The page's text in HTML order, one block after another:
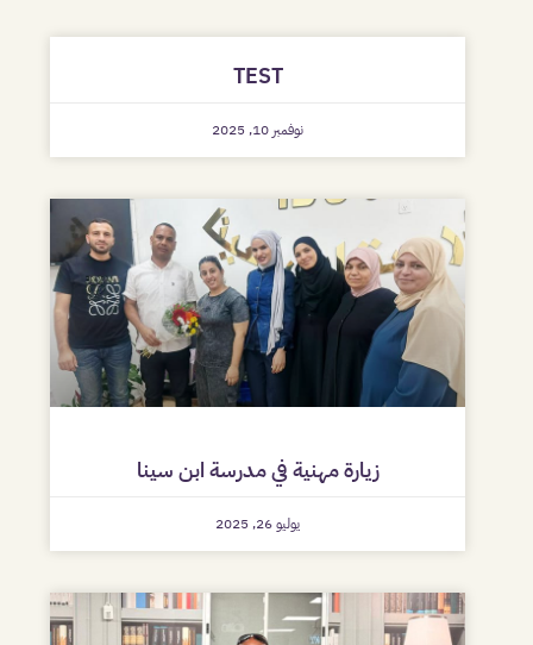
TEST
نوفمبر 10, 2025
زيارة مهنية في مدرسة ابن سينا
يوليو 26, 2025